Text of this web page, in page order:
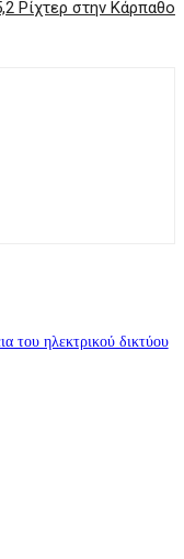
Ρίχτερ στην Κάρπαθο
του ηλεκτρικού δικτύου